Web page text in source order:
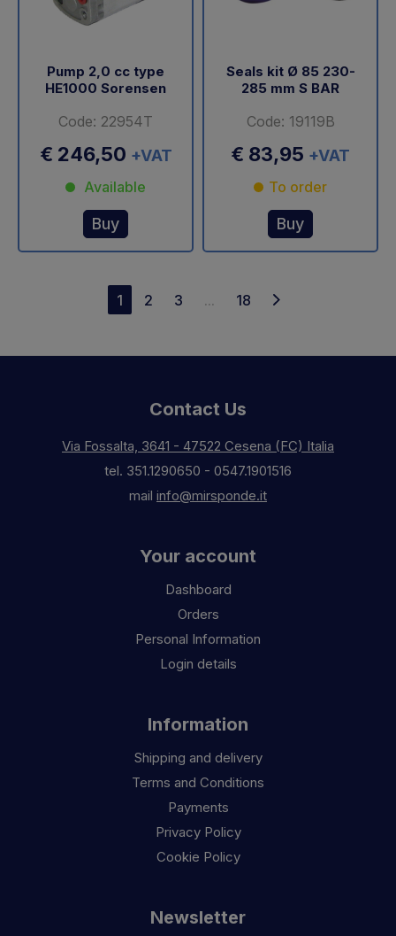
Pump 2,0 cc type
HE1000 Sorensen
Code: 22954T
€ 246,50 +VAT
Available
Buy
Seals kit Ø 85 230-
285 mm S BAR
Code: 19119B
€ 83,95 +VAT
To order
Buy
1 2 3 ... 18
Contact Us
Via Fossalta, 3641 - 47522 Cesena (FC) Italia
tel. 351.1290650 - 0547.1901516
mail info@mirsponde.it
Your account
Dashboard
Orders
Personal Information
Login details
Information
Shipping and delivery
Terms and Conditions
Payments
Privacy Policy
Cookie Policy
Newsletter